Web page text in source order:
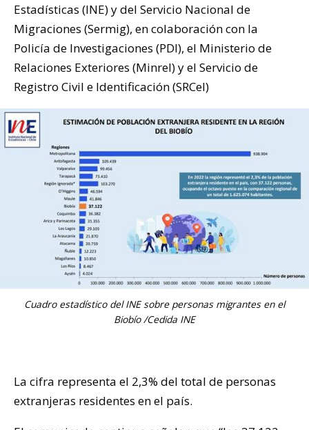
Estadísticas (INE) y del Servicio Nacional de
Migraciones (Sermig), en colaboración con la
Policía de Investigaciones (PDI), el Ministerio de
Relaciones Exteriores (Minrel) y el Servicio de
Registro Civil e Identificación (SRCel)
Cuadro estadístico del INE sobre personas migrantes en el
Biobío /Cedida INE
La cifra representa el 2,3% del total de personas
extranjeras residentes en el país.